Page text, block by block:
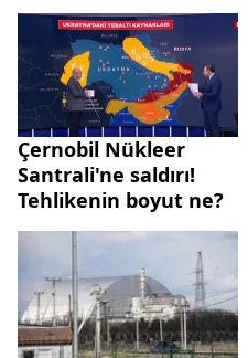
Çernobil Nükleer
Santrali'ne saldırı!
Tehlikenin boyut ne?